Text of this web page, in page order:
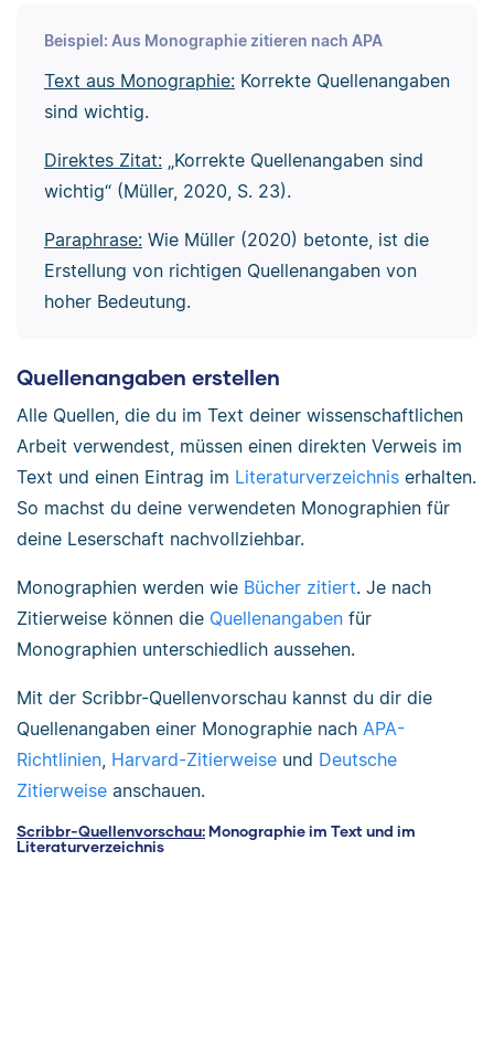
Beispiel: Aus Monographie zitieren nach APA
Text aus Monographie:Korrekte Quellenangaben
sind wichtig.
Direktes Zitat:„Korrekte Quellenangaben sind
wichtig“ (Müller, 2020, S. 23).
Paraphrase:Wie Müller (2020) betonte, ist die
Erstellung von richtigen Quellenangaben von
hoher Bedeutung.
Quellenangaben erstellen
Alle Quellen, die du im Text deiner wissenschaftlichen
Arbeit verwendest, müssen einen direkten Verweis im
Text und einen Eintrag im Literaturverzeichnis erhalten.
So machst du deine verwendeten Monographien für
deine Leserschaft nachvollziehbar.
Monographien werden wie Bücher zitiert. Je nach
Zitierweise können die Quellenangaben für
Monographien unterschiedlich aussehen.
Mit der Scribbr-Quellenvorschau kannst du dir die
Quellenangaben einer Monographie nach APA-
Richtlinien, Harvard-Zitierweise und Deutsche
Zitierweise anschauen.
Scribbr-Quellenvorschau:Monographie im Text und im
Literaturverzeichnis